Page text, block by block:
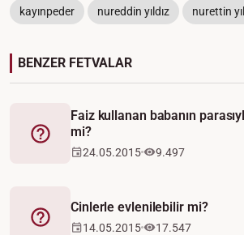
kayınpeder nureddin yıldız nurettin
BENZER FETVALAR
Fetva
Faiz kullanan babanın
mi?
24.05.2015 9.497
Fetva
Cinlerle evlenilebilir mi?
14.05.2015 17.547